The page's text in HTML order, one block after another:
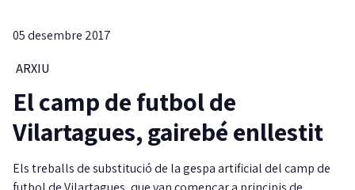
05 desembre 2017
ARXIU
El camp de futbol de
Vilartagues, gairebé enllestit
Els treballs de substitució de la gespa artificial del camp de